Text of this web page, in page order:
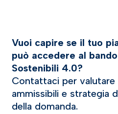
Vuoi capire se il tuo
può accedere al
Sostenibili 4.0?
Contattaci per valutare
ammissibili e strategia
della domanda.